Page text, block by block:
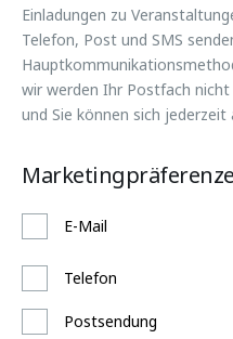
Einladungen zu
Telefon, Post und SMS
wir werden Ihr Postfach
und Sie können sich jederzeit
E-Mail
Telefon
Postsendung